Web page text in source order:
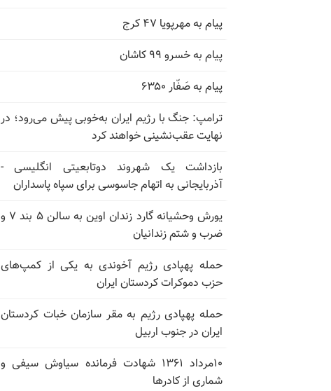
پیام به مهرپویا ۴۷ کرج
پیام به خسرو ۹۹ کاشان
پیام به صَفّار ۶۳۵۰
ترامپ: جنگ با رژیم ایران به‌خوبی پیش می‌رود؛ در
نهایت عقب‌نشینی خواهند کرد
بازداشت یک شهروند دوتابعیتی انگلیسی -
آذربایجانی به اتهام جاسوسی برای سپاه پاسداران
یورش وحشیانه گارد زندان اوین به سالن ۵ بند ۷ و
ضرب و شتم زندانیان
حمله پهپادی رژیم آخوندی به یکی از کمپ‌های
حزب دموکرات کردستان ایران
حمله پهپادی رژیم به مقر سازمان خبات کردستان
ایران در جنوب اربیل
۱۰مرداد ۱۳۶۱ شهادت فرمانده سیاوش سیفی و
شماری از کادرها